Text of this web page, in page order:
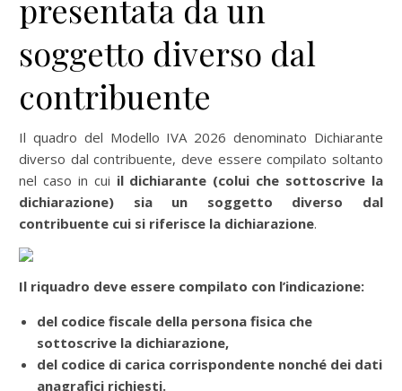
presentata da un
soggetto diverso dal
contribuente
Il quadro del Modello IVA 2026 denominato Dichiarante
diverso dal contribuente, deve essere compilato soltanto
nel caso in cui il dichiarante (colui che sottoscrive la
dichiarazione) sia un soggetto diverso dal
contribuente cui si riferisce la dichiarazione.
Il riquadro deve essere compilato con l’indicazione:
del codice fiscale della persona fisica che
sottoscrive la dichiarazione,
del codice di carica corrispondente nonché dei dati
anagrafici richiesti.